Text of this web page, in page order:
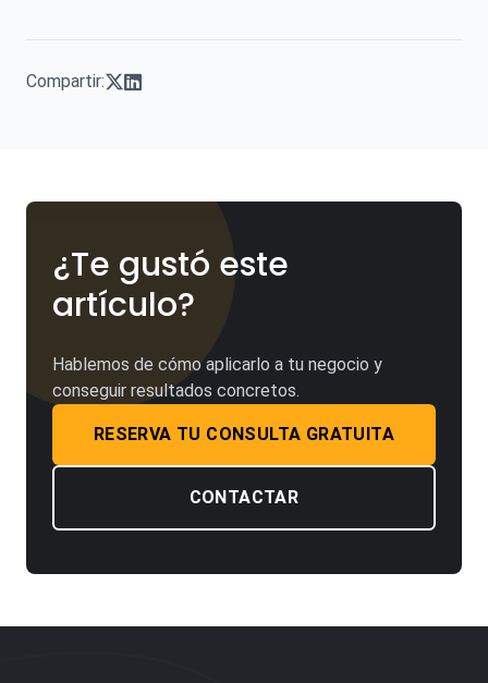
Compartir:
¿Te gustó este
artículo?
Hablemos de cómo aplicarlo a tu negocio y
conseguir resultados concretos.
RESERVA TU CONSULTA GRATUITA
CONTACTAR